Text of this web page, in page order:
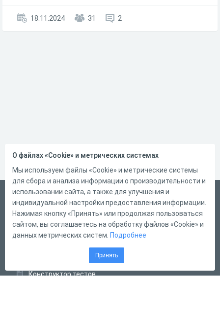
18.11.2024 31 2
Русский
Справка
Форма обратной связи
Конструктор тестов
О файлах «Cookie» и метрических системах
Мы используем файлы «Cookie» и метрические системы
для сбора и анализа информации о производительности и
использовании сайта, а также для улучшения и
индивидуальной настройки предоставления информации.
Нажимая кнопку «Принять» или продолжая пользоваться
сайтом, вы соглашаетесь на обработку файлов «Cookie» и
данных метрических систем. Подробнее
Принять